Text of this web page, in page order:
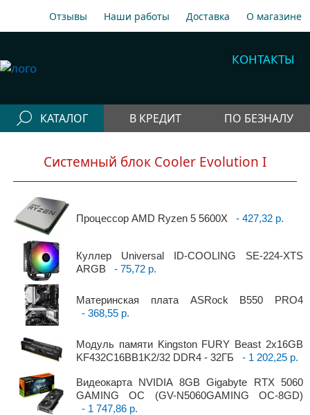
Отзывы Наши работы Доставка О магазине
КОНТАКТЫ
A1 +375 29 198-70-77
Гор +375 17 256-18-09
КАТАЛОГ В КРЕДИТ ПО БЕЗНАЛУ
Компьютеры
Системные
блоки
Рабочие станции
Моноблоки
Периферия
Собрать компьютер онлайн
Системный блок Cooler Evolution I
Процессор AMD Ryzen 5 5600X - 427,32 р.
Куллер Universal ID-COOLING SE-224-XTS
ARGB
- 75,72 р.
Материнская плата ASRock B550 PRO4
- 368,55 р.
Модуль памяти Kingston FURY Beast 2x16GB
KF432C16BB1K2/32 DDR4 - 32ГБ
- 1 202,25 р.
Видеокарта NVIDIA 8GB Gigabyte RTX 5060
GAMING OC (GV-N5060GAMING OC-8GD)
- 1 747,86 р.